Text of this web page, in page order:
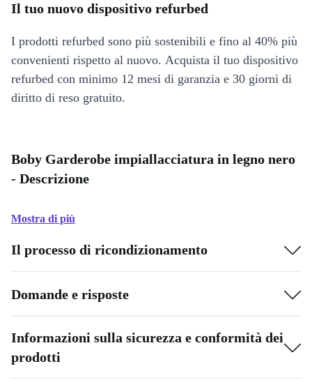
Il tuo nuovo dispositivo refurbed
I prodotti refurbed sono più sostenibili e fino al 40% più
convenienti rispetto al nuovo. Acquista il tuo dispositivo
refurbed con minimo 12 mesi di garanzia e 30 giorni di
diritto di reso gratuito.
Boby Garderobe impiallacciatura in legno nero
- Descrizione
Mostra di più
Il processo di ricondizionamento
Domande e risposte
Informazioni sulla sicurezza e conformità dei
prodotti